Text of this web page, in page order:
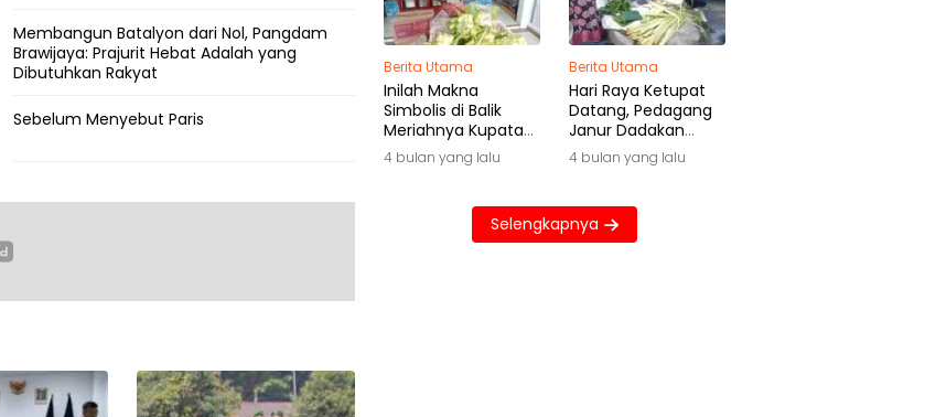
Membangun Batalyon dari Nol, Pangdam
Brawijaya: Prajurit Hebat Adalah yang
Dibutuhkan Rakyat
Sebelum Menyebut Paris
Berita Utama
Inilah Makna
Simbolis di Balik
Meriahnya Kupatan
di Jawa
4 bulan yang lalu
Berita Utama
Hari Raya Ketupat
Datang, Pedagang
Janur Dadakan
Raup Untung Besar
4 bulan yang lalu
Selengkapnya